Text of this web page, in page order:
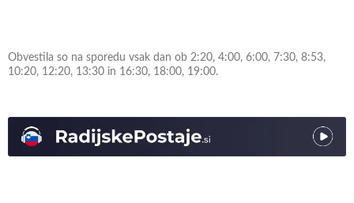
Obvestila so na sporedu vsak dan ob 2:20, 4:00, 6:00, 7:30, 8:53,
10:20, 12:20, 13:30 in 16:30, 18:00, 19:00.